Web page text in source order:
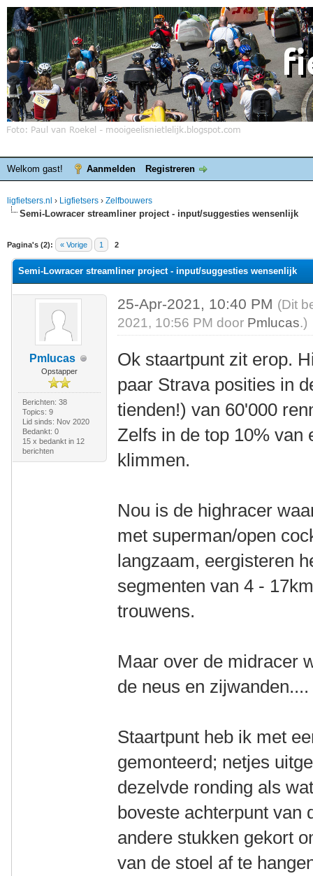
Welkom gast! Aanmelden Registreren
ligfietsers.nl › Ligfietsers › Zelfbouwers
Semi-Lowracer streamliner project - input/suggesties wensenlijk
Pagina's (2): « Vorige 1 2
waardering is 0
Semi-Lowracer streamliner project - input/suggesties wensenlijk
Pmlucas
Opstapper
Berichten: 38
Topics: 9
Lid sinds: Nov 2020
Bedankt: 0
15 x bedankt in 12
berichten
25-Apr-2021, 10:40 PM (Dit
2021, 10:56 PM door Pmlucas.)
Ok staartpunt zit erop.
paar Strava posities in
tienden!) van 60'000
Zelfs in de top 10% van
klimmen.
Nou is de highracer
met superman/open
langzaam, eergisteren
segmenten van 4 -
trouwens.
Maar over de midracer
de neus en zijwanden....
Staartpunt heb ik met
gemonteerd; netjes
dezelvde ronding als
boveste achterpunt van
andere stukken gekort
van de stoel af te